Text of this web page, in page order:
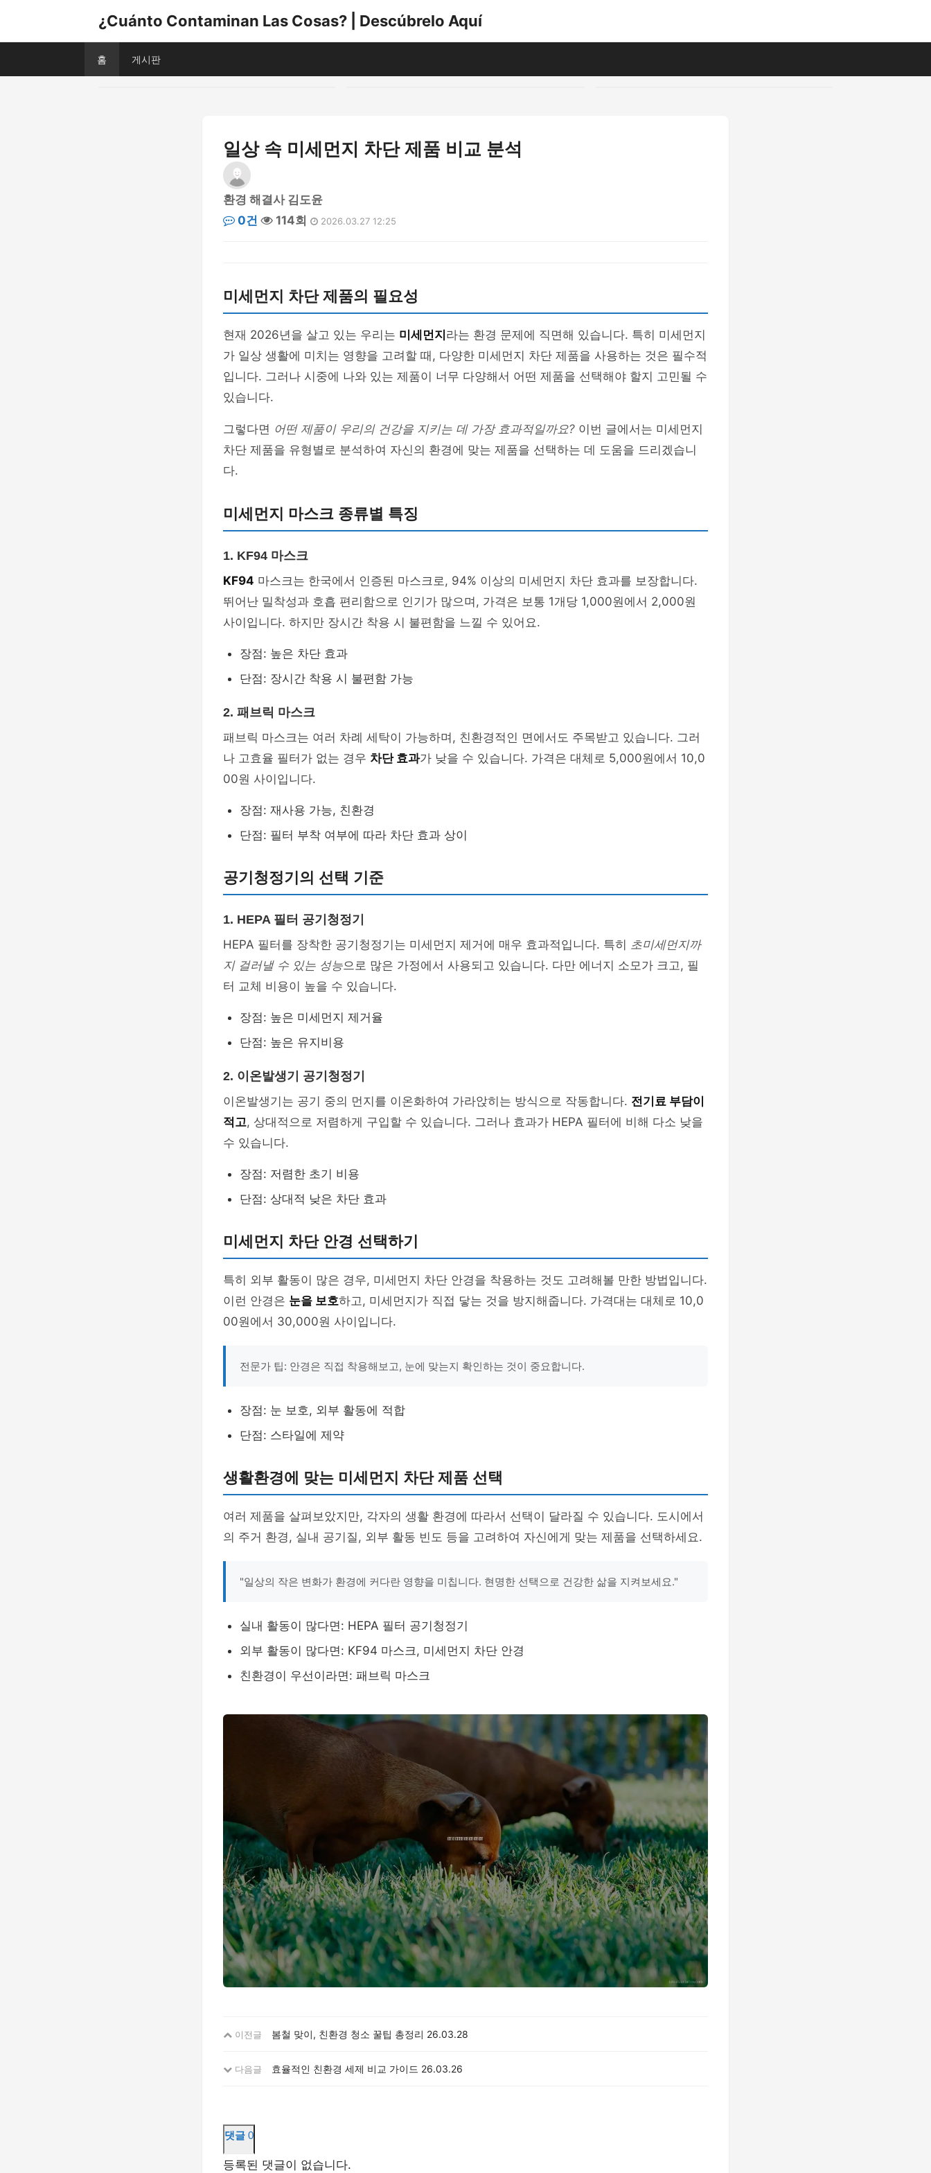
¿Cuánto Contaminan Las Cosas? | Descúbrelo Aquí
홈 게시판
일상 속 미세먼지 차단 제품 비교 분석
환경 해결사 김도윤
0건
114회 2026.03.27 12:25
미세먼지 차단 제품의 필요성
현재 2026년을 살고 있는 우리는 미세먼지 라는 환경 문제에 직면해 있습니다. 특히 미세먼지
가 일상 생활에 미치는 영향을 고려할 때, 다양한 미세먼지 차단 제품을 사용하는 것은 필수적
입니다. 그러나 시중에 나와 있는 제품이 너무 다양해서 어떤 제품을 선택해야 할지 고민될 수
있습니다.
그렇다면 어떤 제품이 우리의 건강을 지키는 데 가장 효과적일까요? 이번 글에서는 미세먼지
차단 제품을 유형별로 분석하여 자신의 환경에 맞는 제품을 선택하는 데 도움을 드리겠습니
다.
미세먼지 마스크 종류별 특징
1. KF94 마스크
KF94 마스크는 한국에서 인증된 마스크로, 94% 이상의 미세먼지 차단 효과를 보장합니다.
뛰어난 밀착성과 호흡 편리함으로 인기가 많으며, 가격은 보통 1개당 1,000원에서 2,000원
사이입니다. 하지만 장시간 착용 시 불편함을 느낄 수 있어요.
장점: 높은 차단 효과
단점: 장시간 착용 시 불편함 가능
2. 패브릭 마스크
패브릭 마스크는 여러 차례 세탁이 가능하며, 친환경적인 면에서도 주목받고 있습니다. 그러
나 고효율 필터가 없는 경우 차단 효과가 낮을 수 있습니다. 가격은 대체로 5,000원에서 10,0
00원 사이입니다.
장점: 재사용 가능, 친환경
단점: 필터 부착 여부에 따라 차단 효과 상이
공기청정기의 선택 기준
1. HEPA 필터 공기청정기
HEPA 필터를 장착한 공기청정기는 미세먼지 제거에 매우 효과적입니다. 특히 초미세먼지까
지 걸러낼 수 있는 성능으로 많은 가정에서 사용되고 있습니다. 다만 에너지 소모가 크고, 필
터 교체 비용이 높을 수 있습니다.
장점: 높은 미세먼지 제거율
단점: 높은 유지비용
2. 이온발생기 공기청정기
이온발생기는 공기 중의 먼지를 이온화하여 가라앉히는 방식으로 작동합니다. 전기료 부담이
적고, 상대적으로 저렴하게 구입할 수 있습니다. 그러나 효과가 HEPA 필터에 비해 다소 낮을
수 있습니다.
장점: 저렴한 초기 비용
단점: 상대적 낮은 차단 효과
미세먼지 차단 안경 선택하기
특히 외부 활동이 많은 경우, 미세먼지 차단 안경을 착용하는 것도 고려해볼 만한 방법입니다.
이런 안경은 눈을 보호하고, 미세먼지가 직접 닿는 것을 방지해줍니다. 가격대는 대체로 10,0
00원에서 30,000원 사이입니다.
전문가 팁: 안경은 직접 착용해보고, 눈에 맞는지 확인하는 것이 중요합니다.
장점: 눈 보호, 외부 활동에 적합
단점: 스타일에 제약
생활환경에 맞는 미세먼지 차단 제품 선택
여러 제품을 살펴보았지만, 각자의 생활 환경에 따라서 선택이 달라질 수 있습니다. 도시에서
의 주거 환경, 실내 공기질, 외부 활동 빈도 등을 고려하여 자신에게 맞는 제품을 선택하세요.
"일상의 작은 변화가 환경에 커다란 영향을 미칩니다. 현명한 선택으로 건강한 삶을 지켜보세요."
실내 활동이 많다면: HEPA 필터 공기청정기
외부 활동이 많다면: KF94 마스크, 미세먼지 차단 안경
친환경이 우선이라면: 패브릭 마스크
이전글 봄철 맞이, 친환경 청소 꿀팁 총정리 26.03.28
다음글 효율적인 친환경 세제 비교 가이드 26.03.26
댓글 0
등록된 댓글이 없습니다.